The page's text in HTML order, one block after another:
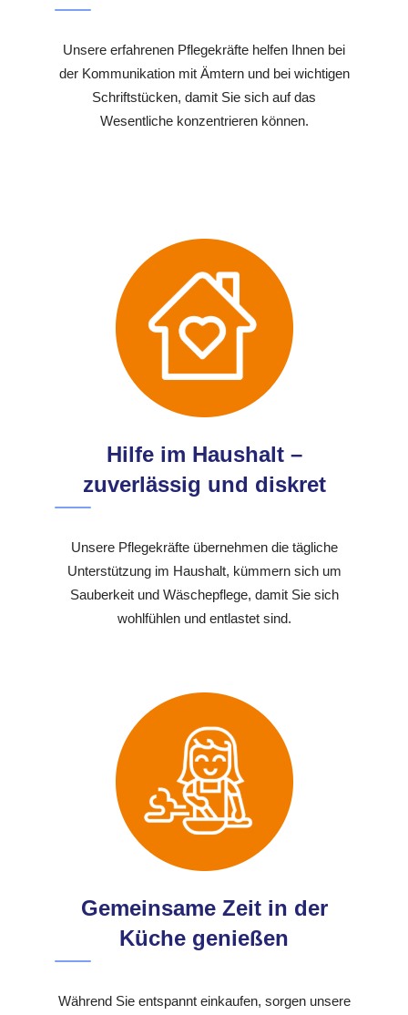
Unsere erfahrenen Pflegekräfte helfen Ihnen bei
der Kommunikation mit Ämtern und bei wichtigen
Schriftstücken, damit Sie sich auf das
Wesentliche konzentrieren können.
Hilfe im Haushalt –
zuverlässig und diskret
Unsere Pflegekräfte übernehmen die tägliche
Unterstützung im Haushalt, kümmern sich um
Sauberkeit und Wäschepflege, damit Sie sich
wohlfühlen und entlastet sind.
Gemeinsame Zeit in der
Küche genießen
Während Sie entspannt einkaufen, sorgen unsere